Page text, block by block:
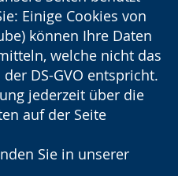
Einige Cookies von
können Ihre Daten
welche nicht das
DS-GVO entspricht.
jederzeit über die
auf der Seite
Sie in unserer